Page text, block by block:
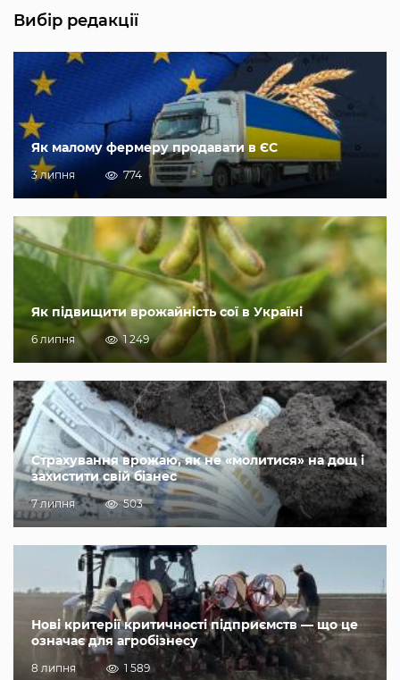
Вибір редакції
Як малому фермеру продавати в ЄС
3 липня 774
Як підвищити врожайність сої в Україні
6 липня 1 249
Страхування врожаю, як не «молитися» на дощ і
захистити свій бізнес
7 липня 503
Нові критерії критичності підприємств — що це
означає для агробізнесу
8 липня 1 589